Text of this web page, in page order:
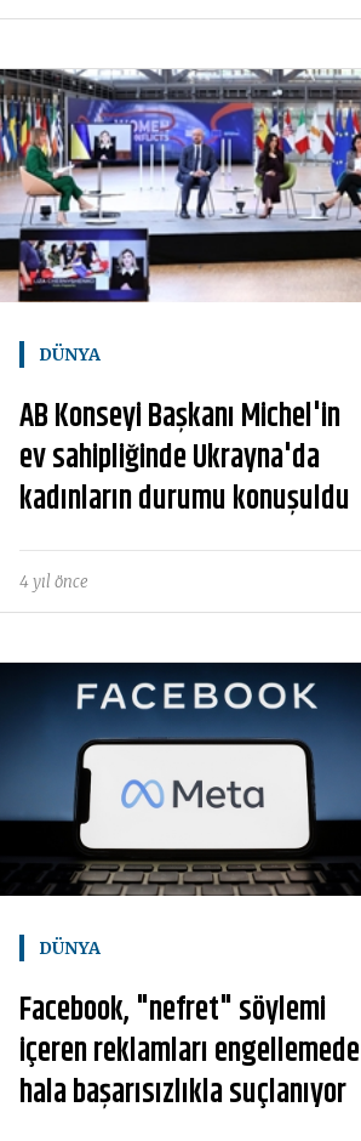
DÜNYA
AB Konseyi Başkanı Michel'in
ev sahipliğinde Ukrayna'da
kadınların durumu konuşuldu
4 yıl önce
DÜNYA
Facebook, "nefret" söylemi
içeren reklamları engellemede
hala başarısızlıkla suçlanıyor